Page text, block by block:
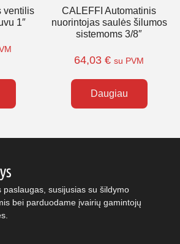
ventilis
1″
CALEFFI Automatinis
nuorintojas saulės šilumos
sistemoms 3/8″
64,03 € su PVM
Daugiau
paslaugas, susijusias su šildymo
bei parduodame įvairių gamintojų